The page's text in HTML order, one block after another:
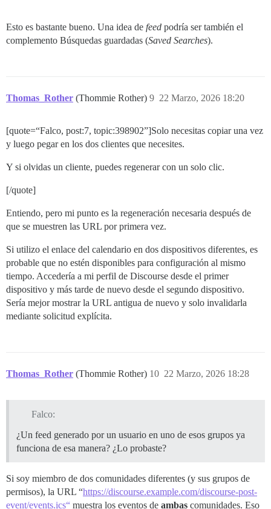
Esto es bastante bueno. Una idea de feed podría ser también el
complemento Búsquedas guardadas (Saved Searches).
Thomas_Rother (Thommie Rother) 22 Marzo, 2026 18:20
9
[quote=“Falco, post:7, topic:398902”]Solo necesitas copiar una vez
y luego pegar en los dos clientes que necesites.
Y si olvidas un cliente, puedes regenerar con un solo clic.
[/quote]
Entiendo, pero mi punto es la regeneración necesaria después de
que se muestren las URL por primera vez.
Si utilizo el enlace del calendario en dos dispositivos diferentes, es
probable que no estén disponibles para configuración al mismo
tiempo. Accedería a mi perfil de Discourse desde el primer
dispositivo y más tarde de nuevo desde el segundo dispositivo.
Sería mejor mostrar la URL antigua de nuevo y solo invalidarla
mediante solicitud explícita.
Thomas_Rother (Thommie Rother) 22 Marzo, 2026 18:28
10
Falco:
¿Un feed generado por un usuario en uno de esos grupos ya
funciona de esa manera? ¿Lo probaste?
Si soy miembro de dos comunidades diferentes (y sus grupos de
permisos), la URL “https://discourse.example.com/discourse-post-
event/events.ics“ muestra los eventos de ambas comunidades. Eso